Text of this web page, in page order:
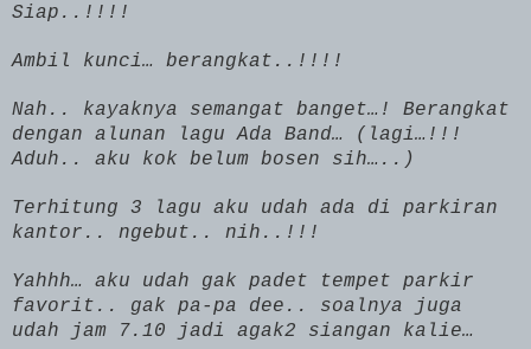
Siap..!!!!
Ambil kunci… berangkat..!!!!
Nah.. kayaknya semangat banget…! Berangkat
dengan alunan laguAda Band… (lagi…!!!
Aduh.. aku kok belum bosen sih…..)
Terhitung 3 lagu aku udah ada di parkiran
kantor.. ngebut.. nih..!!!
Yahhh… aku udah gak padet tempet parkir
favorit.. gak pa-pa dee.. soalnya juga
udah jam 7.10 jadi agak2 siangan kalie…